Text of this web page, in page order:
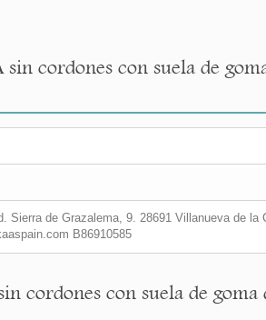
cordones con suela de
Sierra de Grazalema, 9. 28691 Villanueva de la
B86910585
cordones con suela de goma